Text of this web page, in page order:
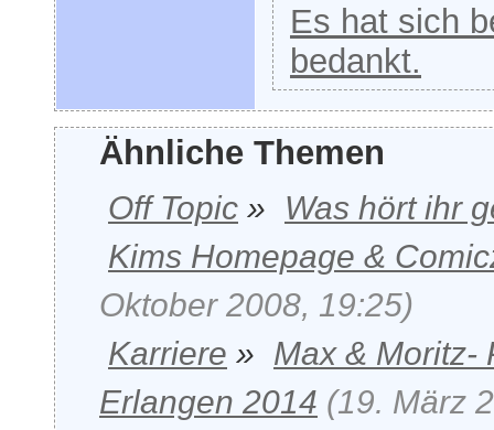
Es hat sich
bedankt.
Ähnliche Themen
Off Topic »
Was hört ihr
Kims Homepage &
Oktober 2008, 19:25)
Karriere » Max & Moritz-
Erlangen 2014 (19. März